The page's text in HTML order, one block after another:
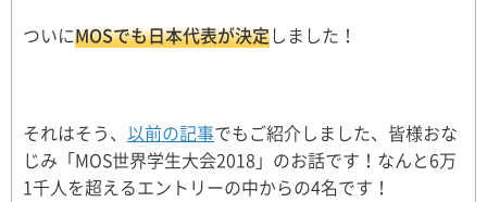
ついにMOSでも日本代表が決定しました！
それはそう、 以前の記事でもご紹介しました、皆様おな
じみ「MOS世界学生大会2018」のお話です！なんと6万
1千人を超えるエントリーの中からの4名です！